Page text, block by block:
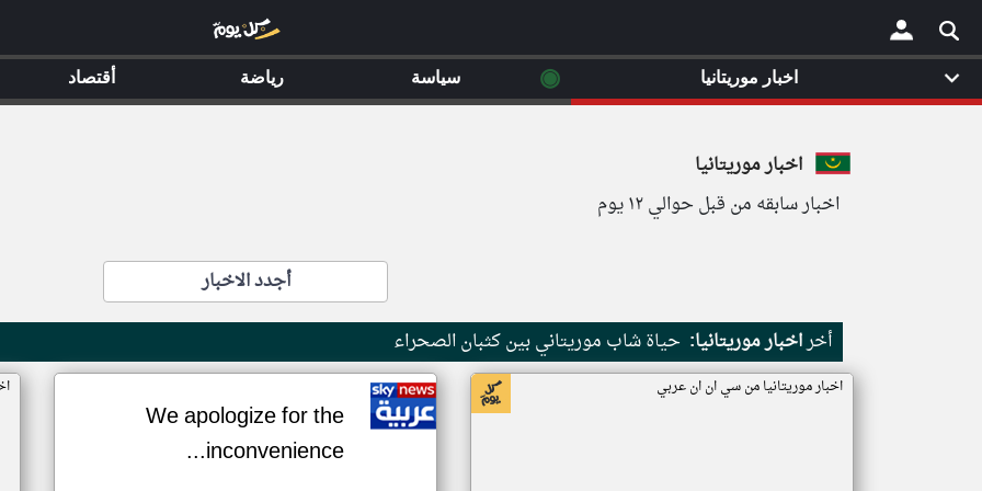
×
اخبار موريتانيا
اخبار سابقه من قبل حوالي ١٢ يوم
أجدد الاخبار
أخراخبار موريتانيا: حياة شاب موريتاني بين كثبان الصحراء
اخبار موريتانيا من سي ان ان عربي
We apologize for the
inconvenience...
اخبار موريتانيا ◉ سياسة رياضة أقتصاد